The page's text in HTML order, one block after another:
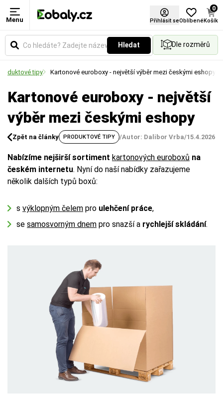
Menu Přihlásit seOblíbené
0
Košík
Hledat Dle rozměrů
tipy Kartonové euroboxy - největší výběr mezi českými eshopy
Kartonové euroboxy - největší
výběr mezi českými eshopy
Zpět na články PRODUKTOVÉ TIPY /Autor: Dalibor Vrba/15.4.2026
Nabízíme nejširší sortiment kartonových euroboxů na
českém internetu. Nyní do naší nabídky zařazujeme
několik dalších typů boxů:
s výklopným čelem pro ulehčení práce,
se samosvorným dnem pro snazší a rychlejší skládání.